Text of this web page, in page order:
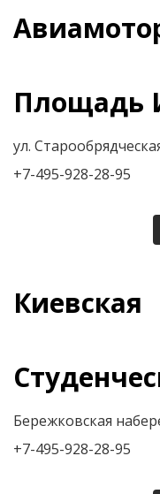
Площадь
ул.
+7-495-928-28-95
Киевская
Бережковская
+7-495-928-28-95